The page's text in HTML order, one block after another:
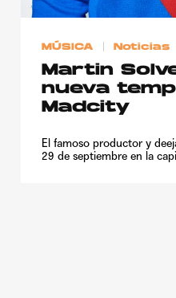
MÚSICA Noticias
Martin
nueva
Madcity
El famoso productor y
29 de septiembre en la